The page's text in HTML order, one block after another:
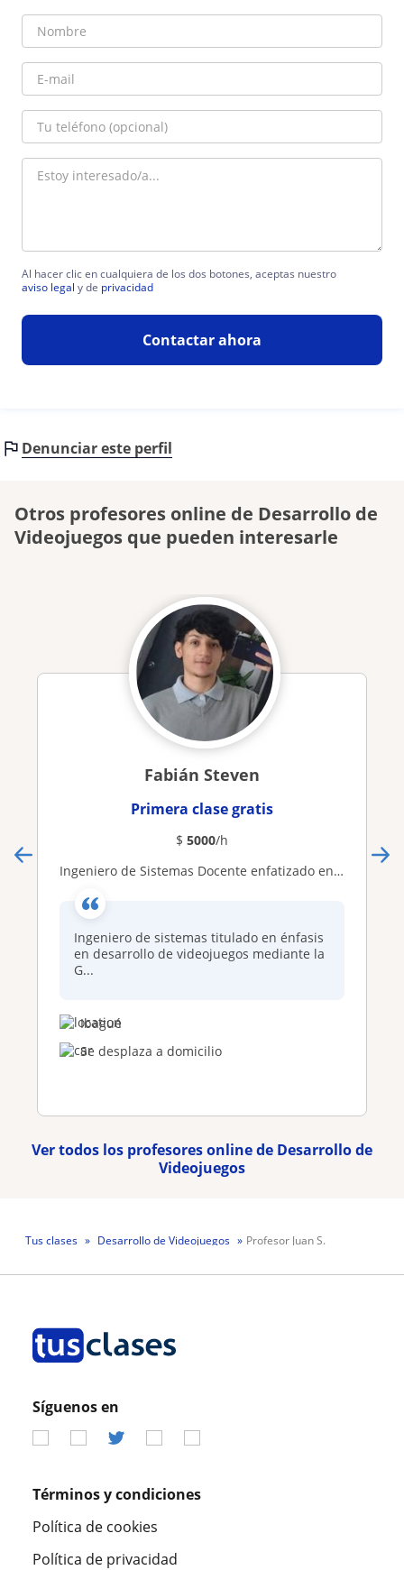
Al hacer clic en cualquiera de los dos botones, aceptas nuestro
aviso legal y de privacidad
Contactar ahora
Denunciar este perfil
Otros profesores online de Desarrollo de
Videojuegos que pueden interesarle
Fabián Steven
Primera clase gratis
$ 5000/h
Ingeniero de Sistemas Docente enfatizado en el desarrollo de videojuegos con Español nativo
Ingeniero de sistemas titulado en énfasis
en desarrollo de videojuegos mediante la
G...
Ibagué
Se desplaza a domicilio
Ver todos los profesores online de Desarrollo de
Videojuegos
Tus clases Desarrollo de Videojuegos Profesor Juan S.
Síguenos en
Términos y condiciones
Política de cookies
Política de privacidad